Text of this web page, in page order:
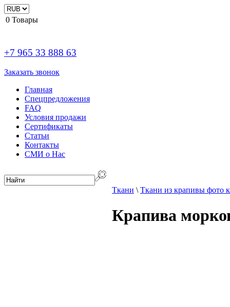
0 Товары
+7 965 33 888 63
Заказать звонок
Главная
Спецпредложения
FAQ
Условия продажи
Сертификаты
Статьи
Контакты
СМИ о Нас
Ткани \ Ткани из крапивы фото
Крапива